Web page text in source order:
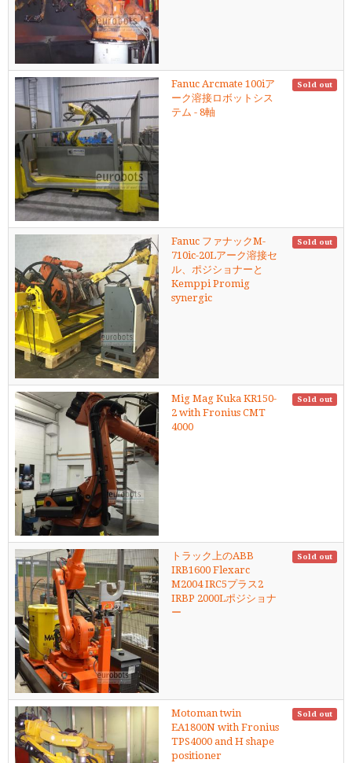
Fanuc Arcmate 100iア
ーク溶接ロボットシス
テム - 8軸
Sold out
Fanuc ファナックM-
710ic-20Lアーク溶接セ
ル、ポジショナーと
Kemppi Promig
synergic
Sold out
Mig Mag Kuka KR150-
2 with Fronius CMT
4000
Sold out
トラック上のABB
IRB1600 Flexarc
M2004 IRC5プラス2
IRBP 2000Lポジショナ
ー
Sold out
Motoman twin
EA1800N with Fronius
TPS4000 and H shape
positioner
Sold out